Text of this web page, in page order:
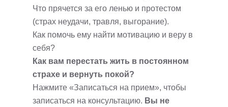
Что прячется за его ленью и протестом
(страх неудачи, травля, выгорание).
Как помочь ему найти мотивацию и веру в
себя?
Как вам перестать жить в постоянном
страхе и вернуть покой?
Нажмите «Записаться на прием», чтобы
записаться на консультацию. Вы не